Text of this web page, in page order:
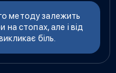
методу залежить
на стопах, але і від
біль.